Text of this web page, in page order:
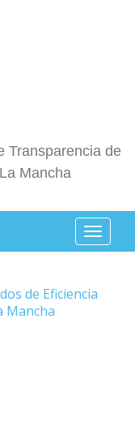
Transparencia de
Mancha
Toggle
de Eficiencia
Mancha